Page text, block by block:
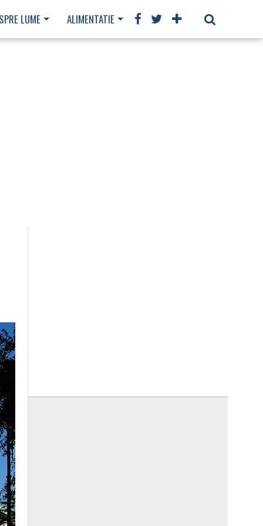
LUME ALIMENTATIE TEHNOLOGIE FASHION